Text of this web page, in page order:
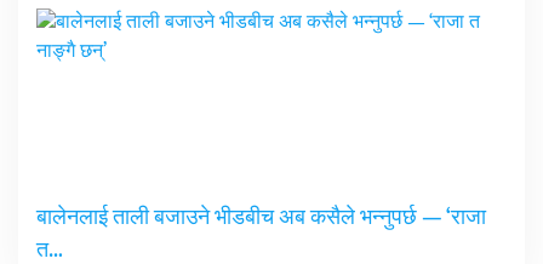
बालेनलाई ताली बजाउने भीडबीच अब कसैले भन्नुपर्छ — ‘राजा
त…